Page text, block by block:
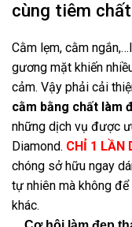
cùng tiêm
Cằm lẹm, cằm
gương mặt khiến
cảm. Vậy phải cải
cằm bằng chất làm
những dịch vụ được
Diamond. CHỈ 1 LẦN
chóng sở hữu ngay
tự nhiên mà không
khác.